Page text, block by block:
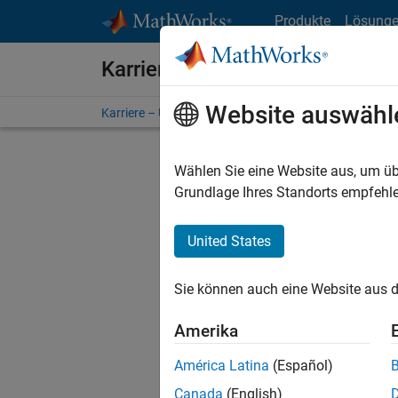
Produkte
Karriere bei MathWorks
Karriere – Übersicht Stellensuche
FILTER:
Stellen
Es
Region
Website
Wählen Sie eine Website aus, um
Grundlage Ihres Standorts
United States
Sie können auch eine Website aus
Amerika
América Latina (Español)
Canada (English)